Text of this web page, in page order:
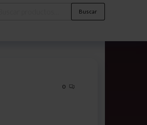
Buscar
0